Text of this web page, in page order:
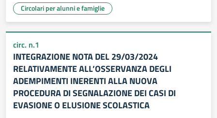
Circolari per alunni e famiglie
circ. n.1
INTEGRAZIONE NOTA DEL 29/03/2024
RELATIVAMENTE ALL’OSSERVANZA DEGLI
ADEMPIMENTI INERENTI ALLA NUOVA
PROCEDURA DI SEGNALAZIONE DEI CASI DI
EVASIONE O ELUSIONE SCOLASTICA